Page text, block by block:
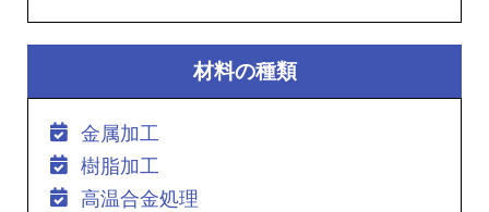
材料の種類
金属加工
樹脂加工
高温合金処理